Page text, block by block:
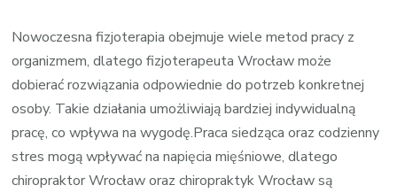
Nowoczesna fizjoterapia obejmuje wiele metod pracy z
organizmem, dlatego fizjoterapeuta Wrocław może
dobierać rozwiązania odpowiednie do potrzeb konkretnej
osoby. Takie działania umożliwiają bardziej indywidualną
pracę, co wpływa na wygodę.Praca siedząca oraz codzienny
stres mogą wpływać na napięcia mięśniowe, dlatego
chiropraktor Wrocław oraz chiropraktyk Wrocław są